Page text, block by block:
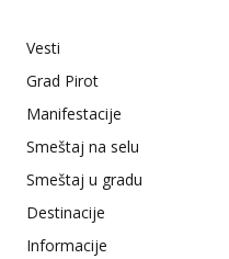
Vesti
Grad Pirot
Manifestacije
Smeštaj na selu
Smeštaj u gradu
Destinacije
Informacije